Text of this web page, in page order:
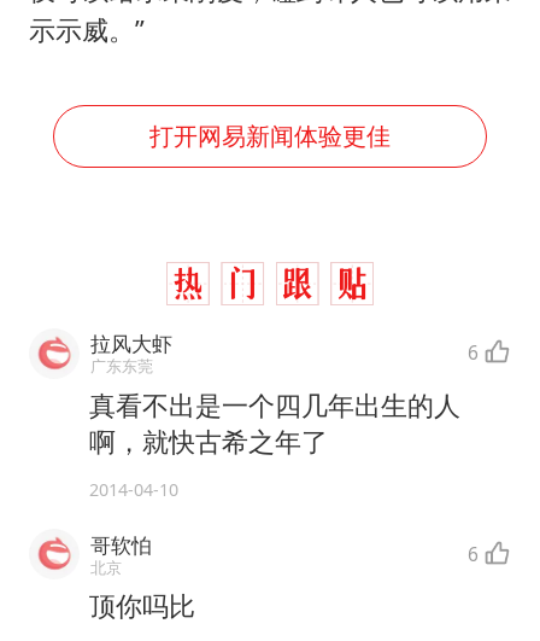
示示威。”
打开网易新闻体验更佳
拉风大虾
广东东莞 6
真看不出是一个四几年出生的人
啊，就快古希之年了
2014-04-10
哥软怕
北京 6
顶你吗比